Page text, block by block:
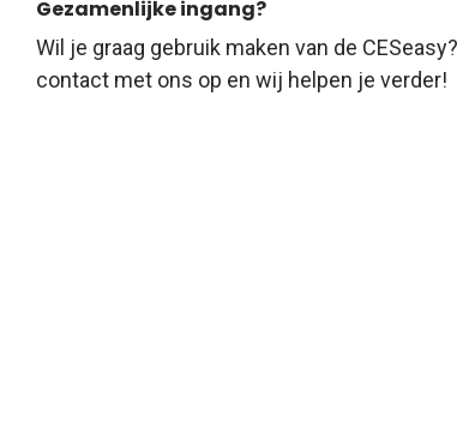
Gezamenlijke ingang?
Wil je graag gebruik maken van de
contact met ons op en wij helpen je verder!